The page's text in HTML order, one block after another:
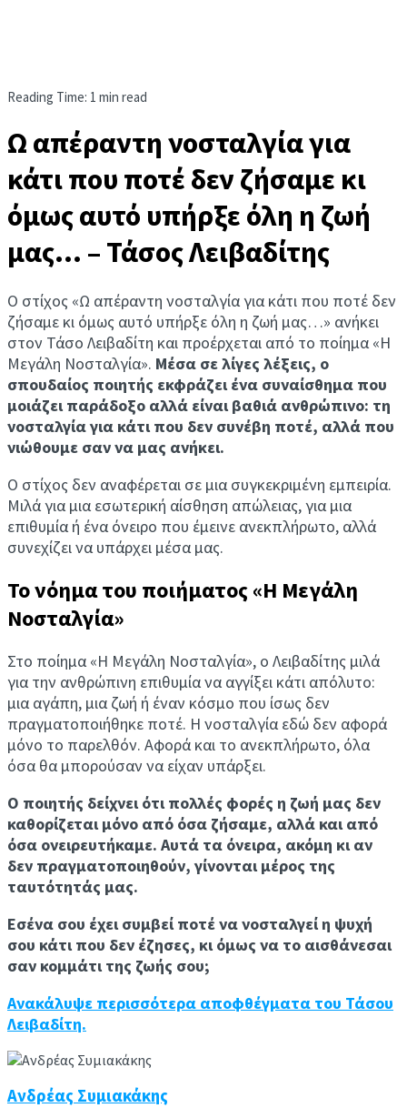
Reading Time: 1 min read
Ω απέραντη νοσταλγία για
κάτι που ποτέ δεν ζήσαμε κι
όμως αυτό υπήρξε όλη η ζωή
μας… – Τάσος Λειβαδίτης
Ο στίχος «Ω απέραντη νοσταλγία για κάτι που ποτέ δεν
ζήσαμε κι όμως αυτό υπήρξε όλη η ζωή μας…» ανήκει
στον Τάσο Λειβαδίτη και προέρχεται από το ποίημα «Η
Μεγάλη Νοσταλγία». Μέσα σε λίγες λέξεις, ο
σπουδαίος ποιητής εκφράζει ένα συναίσθημα που
μοιάζει παράδοξο αλλά είναι βαθιά ανθρώπινο: τη
νοσταλγία για κάτι που δεν συνέβη ποτέ, αλλά που
νιώθουμε σαν να μας ανήκει.
Ο στίχος δεν αναφέρεται σε μια συγκεκριμένη εμπειρία.
Μιλά για μια εσωτερική αίσθηση απώλειας, για μια
επιθυμία ή ένα όνειρο που έμεινε ανεκπλήρωτο, αλλά
συνεχίζει να υπάρχει μέσα μας.
Το νόημα του ποιήματος «Η Μεγάλη
Νοσταλγία»
Στο ποίημα «Η Μεγάλη Νοσταλγία», ο Λειβαδίτης μιλά
για την ανθρώπινη επιθυμία να αγγίξει κάτι απόλυτο:
μια αγάπη, μια ζωή ή έναν κόσμο που ίσως δεν
πραγματοποιήθηκε ποτέ. Η νοσταλγία εδώ δεν αφορά
μόνο το παρελθόν. Αφορά και το ανεκπλήρωτο, όλα
όσα θα μπορούσαν να είχαν υπάρξει.
Ο ποιητής δείχνει ότι πολλές φορές η ζωή μας δεν
καθορίζεται μόνο από όσα ζήσαμε, αλλά και από
όσα ονειρευτήκαμε. Αυτά τα όνειρα, ακόμη κι αν
δεν πραγματοποιηθούν, γίνονται μέρος της
ταυτότητάς μας.
Εσένα σου έχει συμβεί ποτέ να νοσταλγεί η ψυχή
σου κάτι που δεν έζησες, κι όμως να το αισθάνεσαι
σαν κομμάτι της ζωής σου;
Ανακάλυψε περισσότερα αποφθέγματα του Τάσου
Λειβαδίτη.
Ανδρέας Συμιακάκης